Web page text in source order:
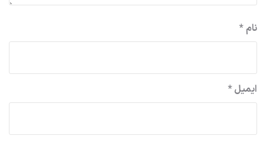
نام *
ایمیل*